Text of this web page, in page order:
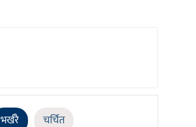
भर्खरै चर्चित